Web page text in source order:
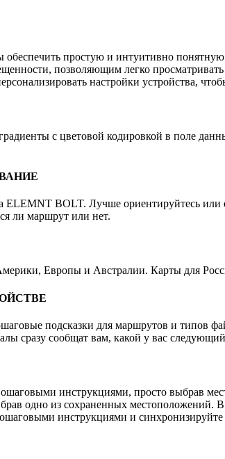
простую и интуитивно
позволяющим легко
настройки устройства,
с цветовой кодировкой в ​​поле
BOLT. Лучше ориентируйтесь или
ли маршрут или нет.
Европы и Австралии. Карты для
подсказки для маршрутов и
сразу сообщат вам, какой у вас
инструкциями, просто выбрав
одно из сохраненных местоположений.
инструкциями и